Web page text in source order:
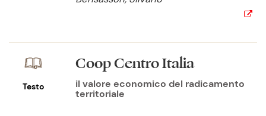
Testo
Coop Centro Italia
il valore economico del radicamento
territoriale